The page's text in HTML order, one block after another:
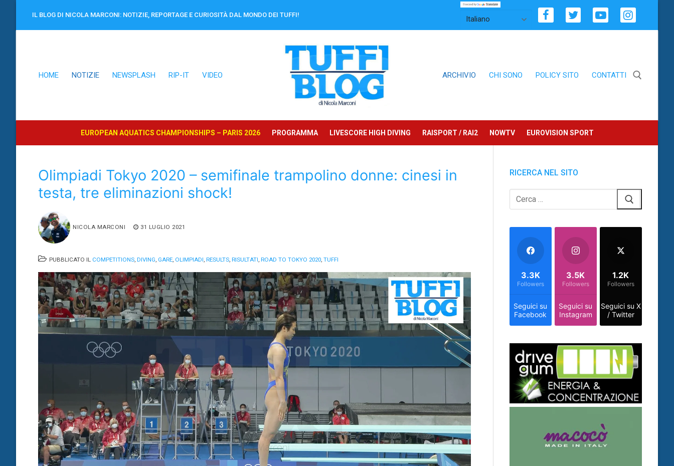
contenuto
IL BLOG DI NICOLA MARCONI: NOTIZIE, REPORTAGE E CURIOSITÀ DAL MONDO DEI TUFFI!
HOME NOTIZIE NEWSPLASH RIP-IT VIDEO ARCHIVIO CHI SONO POLICY SITO CONTATTI
EUROPEAN AQUATICS CHAMPIONSHIPS – PARIS 2026 PROGRAMMA LIVESCORE HIGH DIVING RAISPORT / RAI2 NOWTV EUROVISION SPORT
Olimpiadi Tokyo 2020 – semifinale trampolino donne: cinesi in
testa, tre eliminazioni shock!
NICOLA MARCONI 31 LUGLIO 2021
PUBBLICATO IL COMPETITIONS DIVING GARE OLIMPIADI RESULTS RISULTATI ROAD TO TOKYO 2020 TUFFI
RICERCA NEL SITO
Cerca:
Seguici su
Facebook
3.3K
Followers
Seguici su
Instagram
3.5K
Followers
Seguici su X
/ Twitter
1.2K
Followers